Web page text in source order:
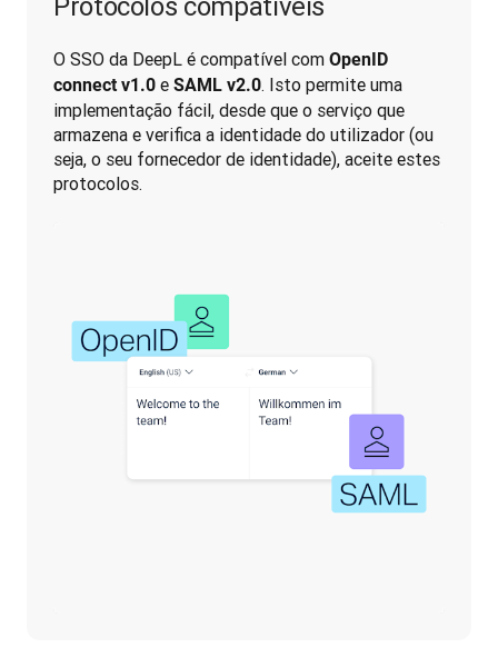
O SSO da DeepL é compatível com OpenID
connect v1.0 e SAML v2.0. Isto permite uma
implementação fácil, desde que o serviço que
armazena e verifica a identidade do utilizador (ou
seja, o seu fornecedor de identidade), aceite estes
protocolos.